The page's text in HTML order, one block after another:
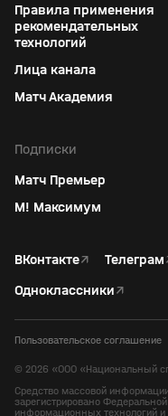
Правила применения
рекомендательных
технологий
Лица канала
Матч Академия
Подписки
Матч Премьер
М! Максимум
ВКонтакте↗ Телеграм
Одноклассники↗
Пользовательское соглашение
© 2026 «ООО «Национальный
Средство массовой
зарегистрировано
информационных технологий